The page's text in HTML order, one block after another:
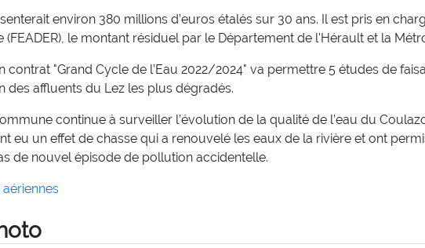
environ 380 millions d’euros étalés sur 30 ans. Il est pris en
(FEADER), le montant résiduel par le Département de l'Hérault et la
contrat "Grand Cycle de l’Eau 2022/2024" va permettre 5 études de
des affluents du Lez les plus dégradés.
continue à surveiller l’évolution de la qualité de l’eau du
eu un effet de chasse qui a renouvelé les eaux de la rivière et ont
de nouvel épisode de pollution accidentelle.